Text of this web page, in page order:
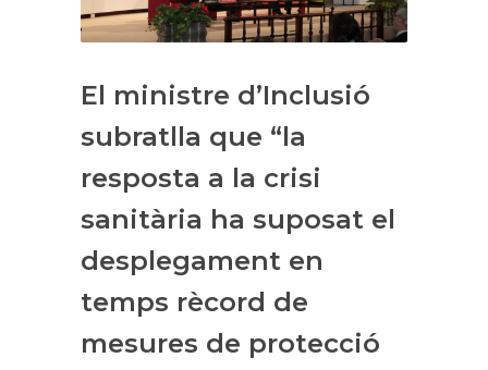
El ministre d’Inclusió
subratlla que “la
resposta a la crisi
sanitària ha suposat el
desplegament en
temps rècord de
mesures de protecció